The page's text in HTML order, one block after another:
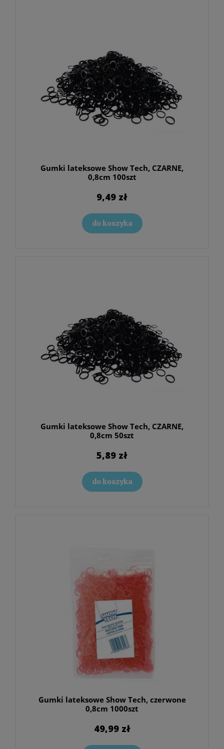
Gumki lateksowe Show Tech, CZARNE,
0,8cm 100szt
9,49 zł
do koszyka
Gumki lateksowe Show Tech, CZARNE,
0,8cm 50szt
5,89 zł
do koszyka
Gumki lateksowe Show Tech, czerwone
0,8cm 1000szt
49,99 zł